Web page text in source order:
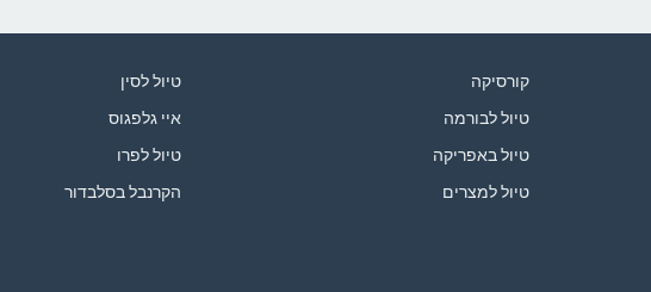
קורסיקה
טיול לבורמה
טיול באפריקה
טיול למצרים
טיול לסין
איי גלפגוס
טיול לפרו
הקרנבל בסלבדור